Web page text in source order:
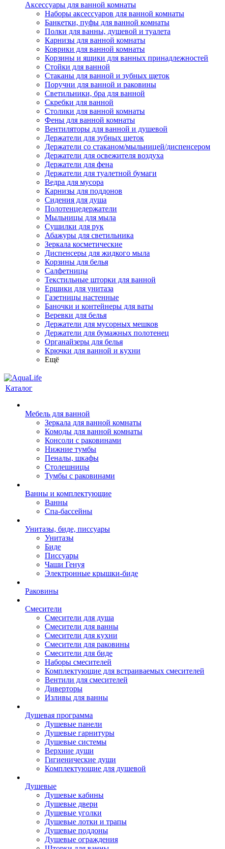
Аксессуары для ванной комнаты
Наборы аксессуаров для ванной комнаты
Банкетки, пуфы для ванной комнаты
Полки для ванны, душевой и туалета
Карнизы для ванной комнаты
Коврики для ванной комнаты
Корзины и ящики для ванных принадлежностей
Стойки для ванной
Стаканы для ванной и зубных щеток
Поручни для ванной и раковины
Светильники, бра для ванной
Скребки для ванной
Столики для ванной комнаты
Фены для ванной комнаты
Вентиляторы для ванной и душевой
Держатели для зубных щеток
Держатели со стаканом/мыльницей/диспенсером
Держатели для освежителя воздуха
Держатели для фена
Держатели для туалетной бумаги
Ведра для мусора
Карнизы для поддонов
Сидения для душа
Полотенцедержатели
Мыльницы для мыла
Сушилки для рук
Абажуры для светильника
Зеркала косметические
Диспенсеры для жидкого мыла
Корзины для белья
Салфетницы
Текстильные шторки для ванной
Ершики для унитаза
Газетницы настенные
Баночки и контейнеры для ваты
Веревки для белья
Держатели для мусорных мешков
Держатели для бумажных полотенец
Органайзеры для белья
Крючки для ванной и кухни
Ещё
Каталог
Мебель для ванной
Зеркала для ванной комнаты
Комоды для ванной комнаты
Консоли с раковинами
Нижние тумбы
Пеналы, шкафы
Столешницы
Тумбы с раковинами
Ванны и комплектующие
Ванны
Спа-бассейны
Унитазы, биде, писсуары
Унитазы
Биде
Писсуары
Чаши Генуя
Электронные крышки-биде
Раковины
Смесители
Смесители для душа
Смесители для ванны
Смесители для кухни
Смесители для раковины
Смесители для биде
Наборы смесителей
Комплектующие для встраиваемых смесителей
Вентили для смесителей
Диверторы
Изливы для ванны
Душевая программа
Душевые панели
Душевые гарнитуры
Душевые системы
Верхние души
Гигиенические души
Комплектующие для душевой
Душевые
Душевые кабины
Душевые двери
Душевые уголки
Душевые лотки и трапы
Душевые поддоны
Душевые ограждения